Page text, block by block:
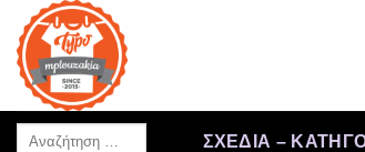
Μετάβαση
στο
περιεχόμενο
Αναζήτηση
ΣΧΕΔΙΑ –